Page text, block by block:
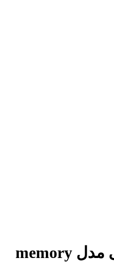
ریمل بارین بیوتی مدل memory